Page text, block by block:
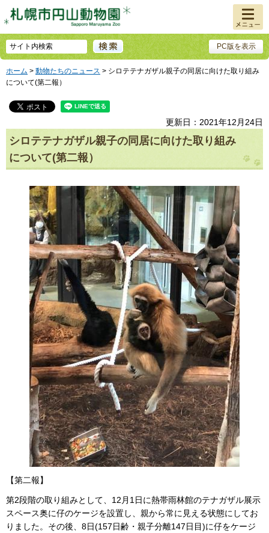
PC版を表示
メニュ
ー
ホーム > 動物たちのニュース > シロテテナガザル親子の同居に向けた取り組み
について(第二報）
更新日：2021年12月24日
シロテテナガザル親子の同居に向けた取り組み
について(第二報）
【第二報】
第2段階の取り組みとして、12月1日に熱帯雨林館のテナガザル展示
スペース奥に仔のケージを設置し、親から常に見える状態にしてお
りました。その後、8日(157日齢・親子分離147日目)に仔をケージ